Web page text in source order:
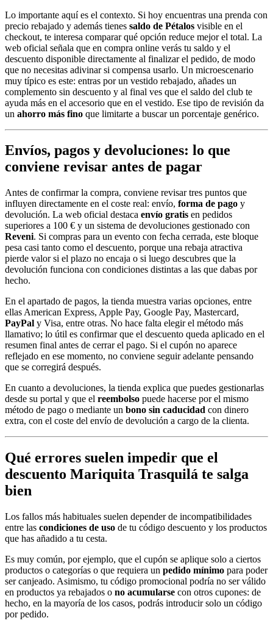
Lo importante aquí es el contexto. Si hoy encuentras una prenda con
precio rebajado y además tienes saldo de Pétalos visible en el
checkout, te interesa comparar qué opción reduce mejor el total. La
web oficial señala que en compra online verás tu saldo y el
descuento disponible directamente al finalizar el pedido, de modo
que no necesitas adivinar si compensa usarlo. Un microescenario
muy típico es este: entras por un vestido rebajado, añades un
complemento sin descuento y al final ves que el saldo del club te
ayuda más en el accesorio que en el vestido. Ese tipo de revisión da
un ahorro más fino que limitarte a buscar un porcentaje genérico.
Envíos, pagos y devoluciones: lo que
conviene revisar antes de pagar
Antes de confirmar la compra, conviene revisar tres puntos que
influyen directamente en el coste real: envío, forma de pago y
devolución. La web oficial destaca envío gratis en pedidos
superiores a 100 € y un sistema de devoluciones gestionado con
Reveni. Si compras para un evento con fecha cerrada, este bloque
pesa casi tanto como el descuento, porque una rebaja atractiva
pierde valor si el plazo no encaja o si luego descubres que la
devolución funciona con condiciones distintas a las que dabas por
hecho.
En el apartado de pagos, la tienda muestra varias opciones, entre
ellas American Express, Apple Pay, Google Pay, Mastercard,
PayPal y Visa, entre otras. No hace falta elegir el método más
llamativo; lo útil es confirmar que el descuento queda aplicado en el
resumen final antes de cerrar el pago. Si el cupón no aparece
reflejado en ese momento, no conviene seguir adelante pensando
que se corregirá después.
En cuanto a devoluciones, la tienda explica que puedes gestionarlas
desde su portal y que el reembolso puede hacerse por el mismo
método de pago o mediante un bono sin caducidad con dinero
extra, con el coste del envío de devolución a cargo de la clienta.
Qué errores suelen impedir que el
descuento Mariquita Trasquilá te salga
bien
Los fallos más habituales suelen depender de incompatibilidades
entre las condiciones de uso de tu código descuento y los productos
que has añadido a tu cesta.
Es muy común, por ejemplo, que el cupón se aplique solo a ciertos
productos o categorías o que requiera un pedido mínimo para poder
ser canjeado. Asimismo, tu código promocional podría no ser válido
en productos ya rebajados o no acumularse con otros cupones: de
hecho, en la mayoría de los casos, podrás introducir solo un código
por pedido.